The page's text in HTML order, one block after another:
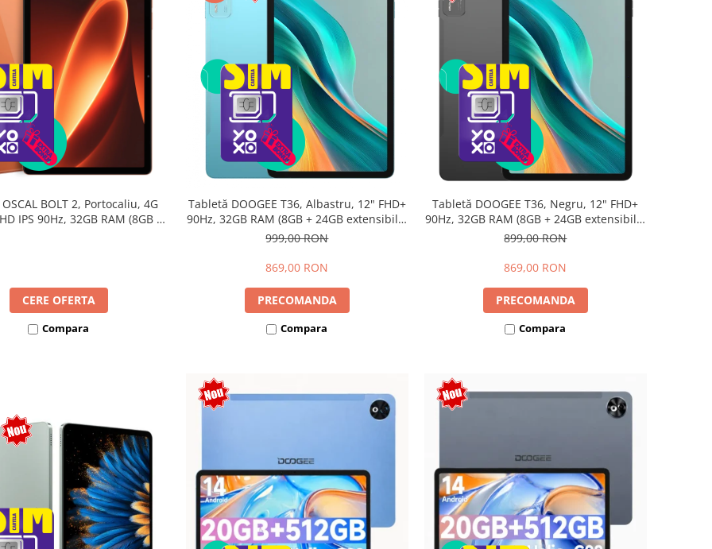
BOLT 2, Portocaliu, 4G
IPS 90Hz, 32GB RAM (8GB +
CERE OFERTA
Compara
Tabletă DOOGEE T36, Albastru, 12" FHD+
90Hz, 32GB RAM (8GB + 24GB extensibili),
256GB, Android 15, 8800mAh, Dual SIM
999,00 RON
869,00 RON
PRECOMANDA
Compara
Tabletă DOOGEE T36, Negru, 12" FHD+
90Hz, 32GB RAM (8GB + 24GB extensibili),
256GB, Android 15, 8800mAh, Dual SIM
899,00 RON
869,00 RON
PRECOMANDA
Compara